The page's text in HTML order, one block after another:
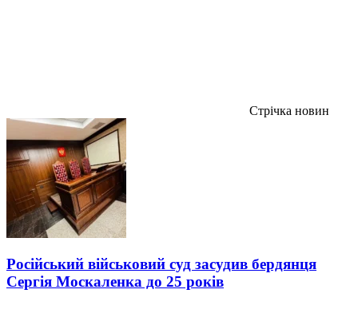
Стрічка новин
Російський військовий суд засудив бердянця
Сергія Москаленка до 25 років